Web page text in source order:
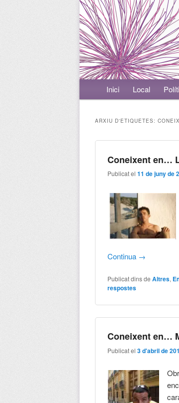
Menú principalAneu al contingut
Aneu al contingut
Inici Local
ARXIU D'ETIQUETES:
Coneixent en…
Publicat el11 de juny de
Continua →
Publicat dins de Altres,
respostes
Coneixent en…
Publicat el3 d'abril de